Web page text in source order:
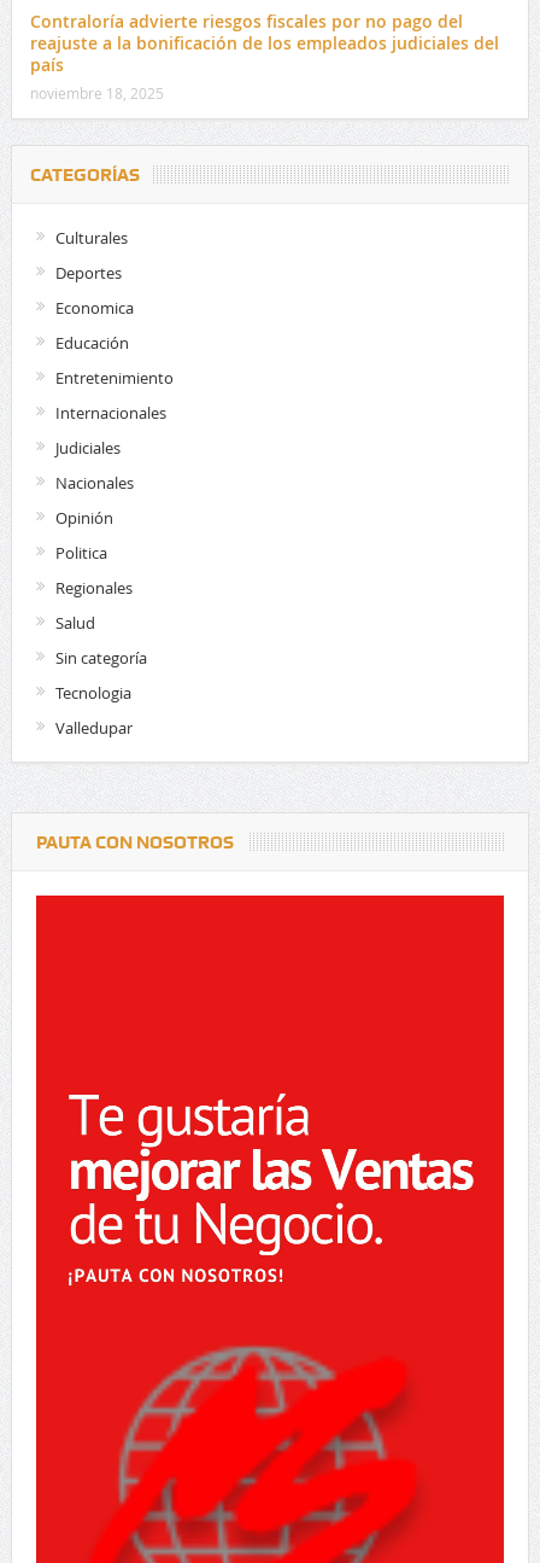
Contraloría advierte riesgos fiscales por no pago del
reajuste a la bonificación de los empleados judiciales del
país
noviembre 18, 2025
CATEGORÍAS
Culturales
Deportes
Economica
Educación
Entretenimiento
Internacionales
Judiciales
Nacionales
Opinión
Politica
Regionales
Salud
Sin categoría
Tecnologia
Valledupar
PAUTA CON NOSOTROS